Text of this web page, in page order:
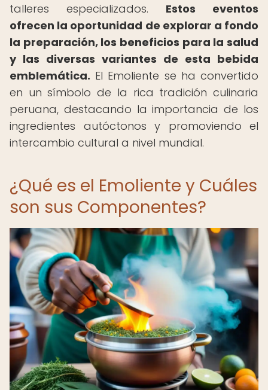
talleres especializados. Estos eventos
ofrecen la oportunidad de explorar a fondo
la preparación, los beneficios para la salud
y las diversas variantes de esta bebida
emblemática. El Emoliente se ha convertido
en un símbolo de la rica tradición culinaria
peruana, destacando la importancia de los
ingredientes autóctonos y promoviendo el
intercambio cultural a nivel mundial.
¿Qué es el Emoliente y Cuáles
son sus Componentes?